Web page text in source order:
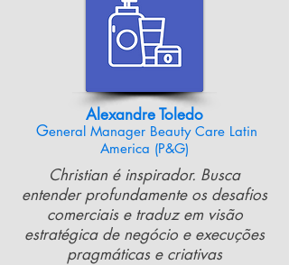
AlexandreToledo
General Manager Beauty Care Latin
America (P&G)
Christian é inspirador. Busca
entender profundamente os desafios
comerciais e traduz em visão
estratégica de negócio e execuções
pragmáticas e criativas